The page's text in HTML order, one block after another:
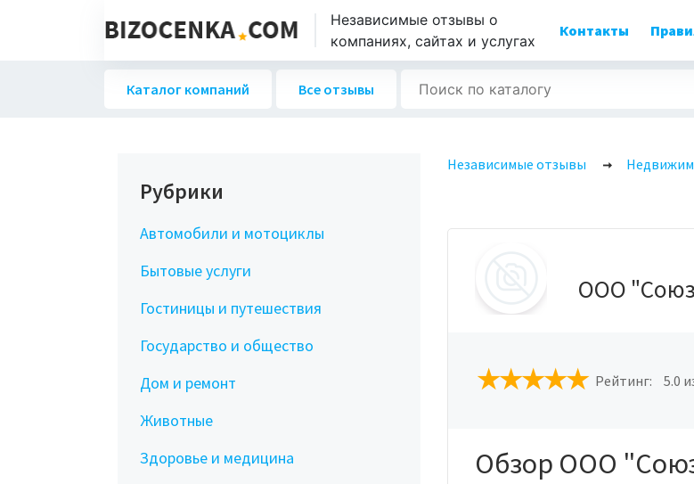
Независимые отзывы о
компаниях, сайтах и услугах
Контакты
Каталог компаний Все отзывы
Независимые отзывы
ООО
Рейтинг: 5.0
Обзор ООО
Рубрики
Автомобили и мотоциклы
Бытовые услуги
Гостиницы и путешествия
Государство и общество
Дом и ремонт
Животные
Здоровье и медицина